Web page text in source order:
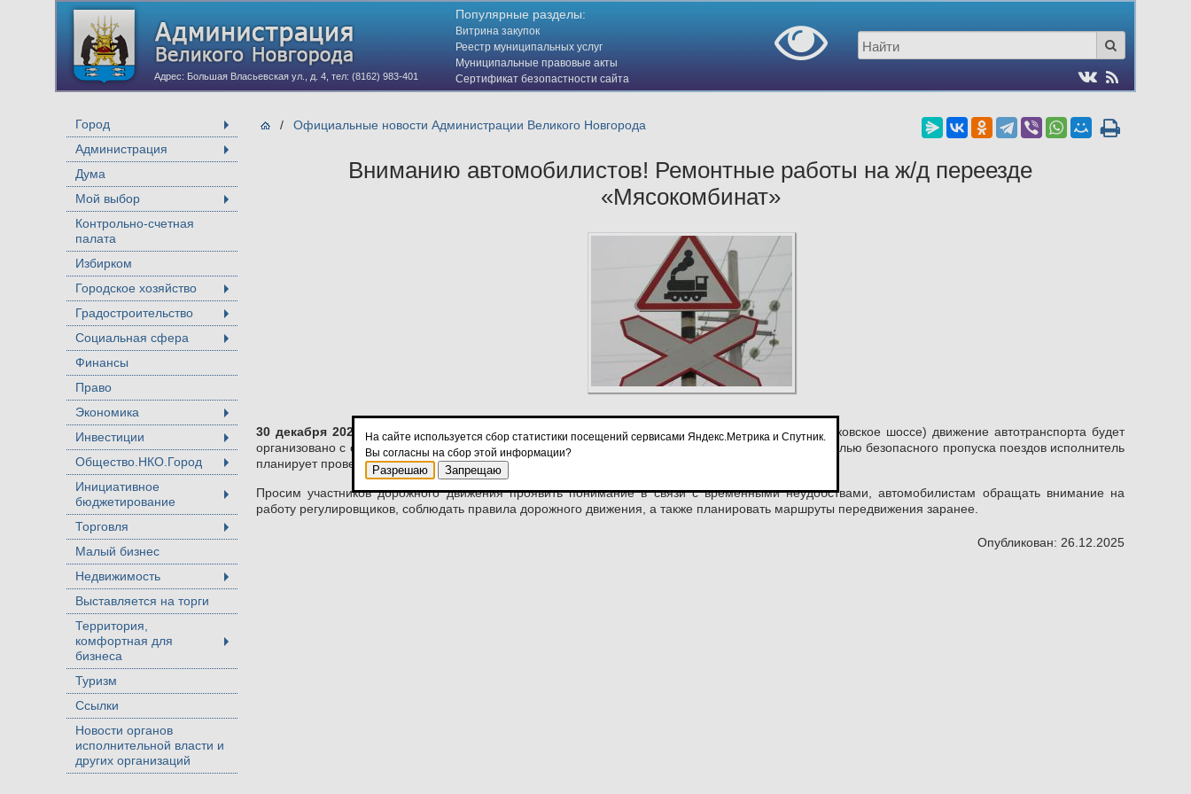
Адрес: Большая Власьевская ул., д. 4, тел: (8162) 983-401
Популярные разделы:
Витрина закупок
Реестр муниципальных услуг
Муниципальные правовые акты
Сертификат безопастности сайта
(HTTPS)
Город
Администрация
Дума
Мой выбор
Контрольно-счетная
палата
Избирком
Городское хозяйство
Градостроительство
Социальная сфера
Финансы
Право
Экономика
Инвестиции
Общество.НКО.Город
Инициативное
бюджетирование
Торговля
Малый бизнес
Недвижимость
Выставляется на торги
Территория,
комфортная для
бизнеса
Туризм
Ссылки
Новости органов
исполнительной власти и
других организаций
/ Официальные новости Администрации Великого Новгорода
Вниманию автомобилистов! Ремонтные работы на ж/д переезде
«Мясокомбинат»
30 декабря 2025 года с 13:00 до 15:00 на железнодорожном переезде «Мясокомбинат» (Сырковское шоссе) движение автотранспорта будет
организовано с сужением проезжей части до одной полосы и выставлением регулировщиков. С целью безопасного пропуска поездов исполнитель
планирует провести аварийные ремонтные работы.
Просим участников дорожного движения проявить понимание в связи с временными неудобствами, автомобилистам обращать внимание на
работу регулировщиков, соблюдать правила дорожного движения, а также планировать маршруты передвижения заранее.
Опубликован: 26.12.2025
На сайте используется сбор статистики посещений сервисами Яндекс.Метрика и Спутник.
Вы согласны на сбор этой информации?
Разрешаю Запрещаю